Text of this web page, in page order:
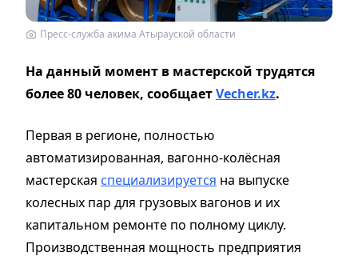
Пресс-служба акима Атырауской области
На данный момент в мастерской трудятся
более 80 человек, сообщаетVecher.kz.
Первая в регионе, полностью
автоматизированная, вагонно-колёсная
мастерская специализируется на выпуске
колесных пар для грузовых вагонов и их
капитальном ремонте по полному циклу.
Производственная мощность предприятия